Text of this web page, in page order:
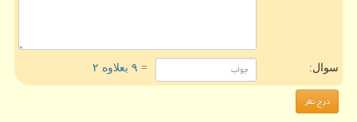
سوال: = ۹ بعلاوه ۲